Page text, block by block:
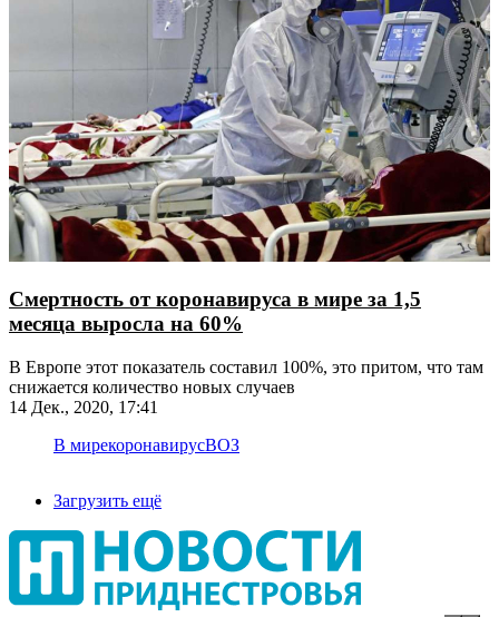
Смертность от коронавируса в мире за 1,5
месяца выросла на 60%
В Европе этот показатель составил 100%, это притом, что там
снижается количество новых случаев
14 Дек., 2020, 17:41
В мирекоронавирусВОЗ
Загрузить ещё